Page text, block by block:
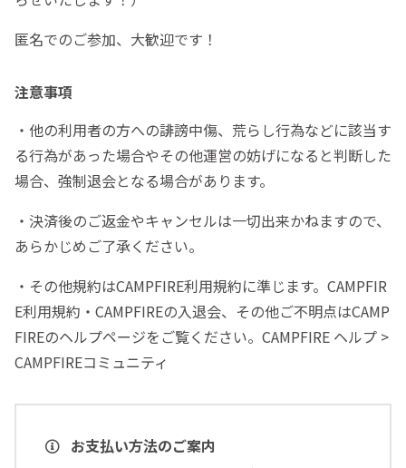
匿名でのご参加、大歓迎です！
注意事項
・他の利用者の方への誹謗中傷、荒らし行為などに該当す
る行為があった場合やその他運営の妨げになると判断した
場合、強制退会となる場合があります。
・決済後のご返金やキャンセルは一切出来かねますので、
あらかじめご了承ください。
・その他規約はCAMPFIRE利用規約に準じます。CAMPFIR
E利用規約・CAMPFIREの入退会、その他ご不明点はCAMP
FIREのヘルプページをご覧ください。CAMPFIRE ヘルプ >
CAMPFIREコミュニティ
お支払い方法のご案内